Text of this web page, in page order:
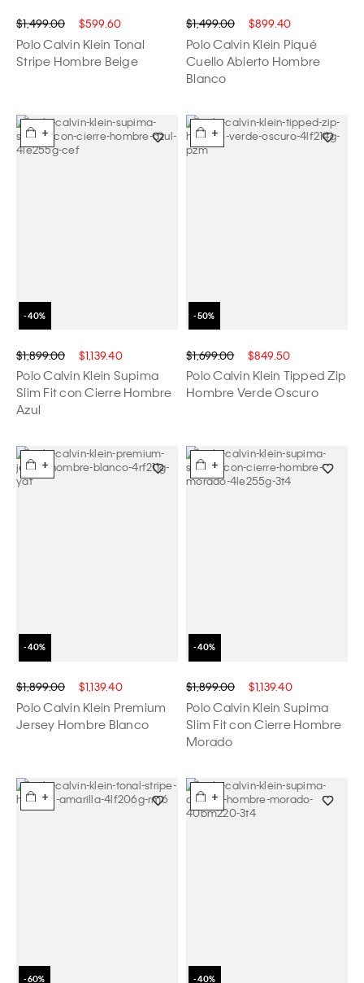
$1,499.00 $599.60
Polo Calvin Klein Tonal
Stripe Hombre Beige
$1,499.00 $899.40
Polo Calvin Klein Piqué
Cuello Abierto Hombre
Blanco
+
$1,899.00 $1,139.40
Polo Calvin Klein Supima
Slim Fit con Cierre Hombre
Azul
+
$1,699.00 $849.50
Polo Calvin Klein Tipped Zip
Hombre Verde Oscuro
+
$1,899.00 $1,139.40
Polo Calvin Klein Premium
Jersey Hombre Blanco
+
$1,899.00 $1,139.40
Polo Calvin Klein Supima
Slim Fit con Cierre Hombre
Morado
+ +